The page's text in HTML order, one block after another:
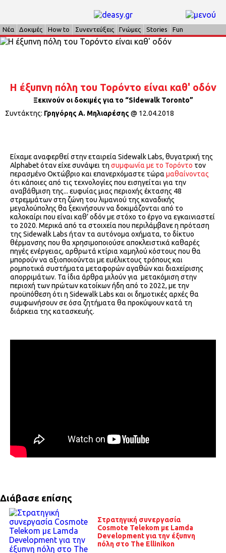
Νέα Δοκιμές How to Συνεντεύξεις Γνώμες Stories Fun
H έξυπνη πόλη του Τορόντο είναι καθ' οδόν
Ξεκινούν οι δοκιμές για το “Sidewalk Toronto”
Συντάκτης: Γρηγόρης Α. Μηλιαρέσης @ 12.04.2018
Είχαμε αναφερθεί στην εταιρεία Sidewalk Labs, θυγατρική της
Alphabet όταν είχε συνάψει τη συμφωνία με το Τορόντο τον
περασμένο Οκτώβριο και επανερχόμαστε τώρα μαθαίνοντας
ότι κάποιες από τις τεχνολογίες που εισηγείται για την
αναβάθμιση της... ευφυίας μιας περιοχής έκτασης 48
στρεμμάτων στη ζώνη του λιμανιού της καναδικής
μεγαλούπολης θα ξεκινήσουν να δοκιμάζονται από το
καλοκαίρι που είναι καθ’ οδόν με στόχο το έργο να εγκαινιαστεί
το 2020. Μερικά από τα στοιχεία που περιλάμβανε η πρόταση
της Sidewalk Labs ήταν τα αυτόνομα οχήματα, το δίκτυο
θέρμανσης που θα χρησιμοποιούσε αποκλειστικά καθαρές
πηγές ενέργειας, αρθρωτά κτίρια χαμηλού κόστους που θα
μπορούν να αξιοποιούνται με ευέλικτους τρόπους και
ρομποτικά συστήματα μεταφορών αγαθών και διαχείρισης
απορριμάτων. Τα ίδια άρθρα μιλούν για μετακόμιση στην
περιοχή των πρώτων κατοίκων ήδη από το 2022, με την
προϋπόθεση ότι η Sidewalk Labs και οι δημοτικές αρχές θα
συμφωνήσουν σε όσα ζητήματα θα προκύψουν κατά τη
διάρκεια της κατασκευής.
Διάβασε επίσης
Στρατηγική συνεργασία
Cosmote Telekom με Lamda
Development για την έξυπνη
πόλη στο The Ellinikon